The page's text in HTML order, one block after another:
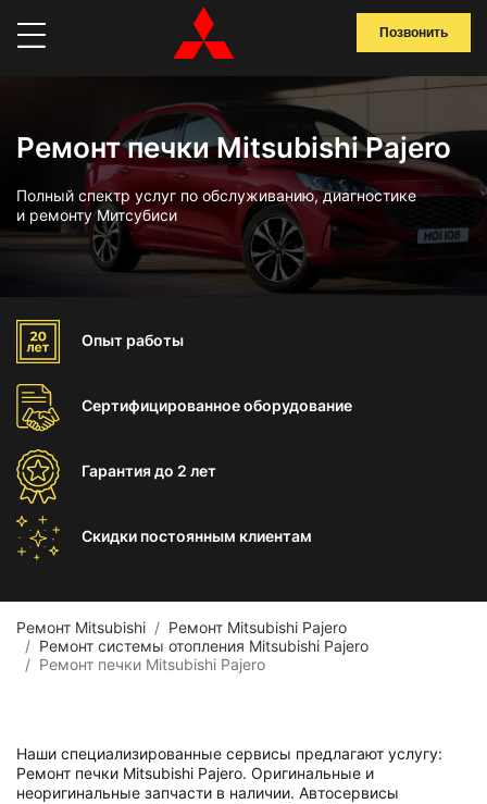
Позвонить
Ремонт печки Mitsubishi Pajero
Полный спектр услуг по обслуживанию, диагностике
и ремонту Митсубиси
Опыт работы
Сертифицированноеоборудование
Гарантиядо 2 лет
Скидки постоянным клиентам
Ремонт Mitsubishi
Ремонт Mitsubishi Pajero
Ремонт системы отопления Mitsubishi Pajero
Ремонт печки Mitsubishi Pajero
Наши специализированные сервисы предлагают услугу:
Ремонт печки Mitsubishi Pajero. Оригинальные и
неоригинальные запчасти в наличии. Автосервисы